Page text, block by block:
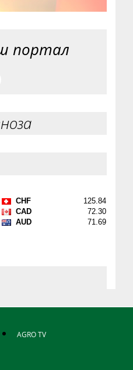
портал
AGRO TV